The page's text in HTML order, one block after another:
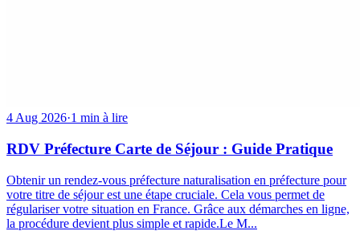
4 Aug 2026·1 min à lire
RDV Préfecture Carte de Séjour : Guide Pratique
Obtenir un rendez-vous préfecture naturalisation en préfecture pour
votre titre de séjour est une étape cruciale. Cela vous permet de
régulariser votre situation en France. Grâce aux démarches en ligne,
la procédure devient plus simple et rapide.Le M...